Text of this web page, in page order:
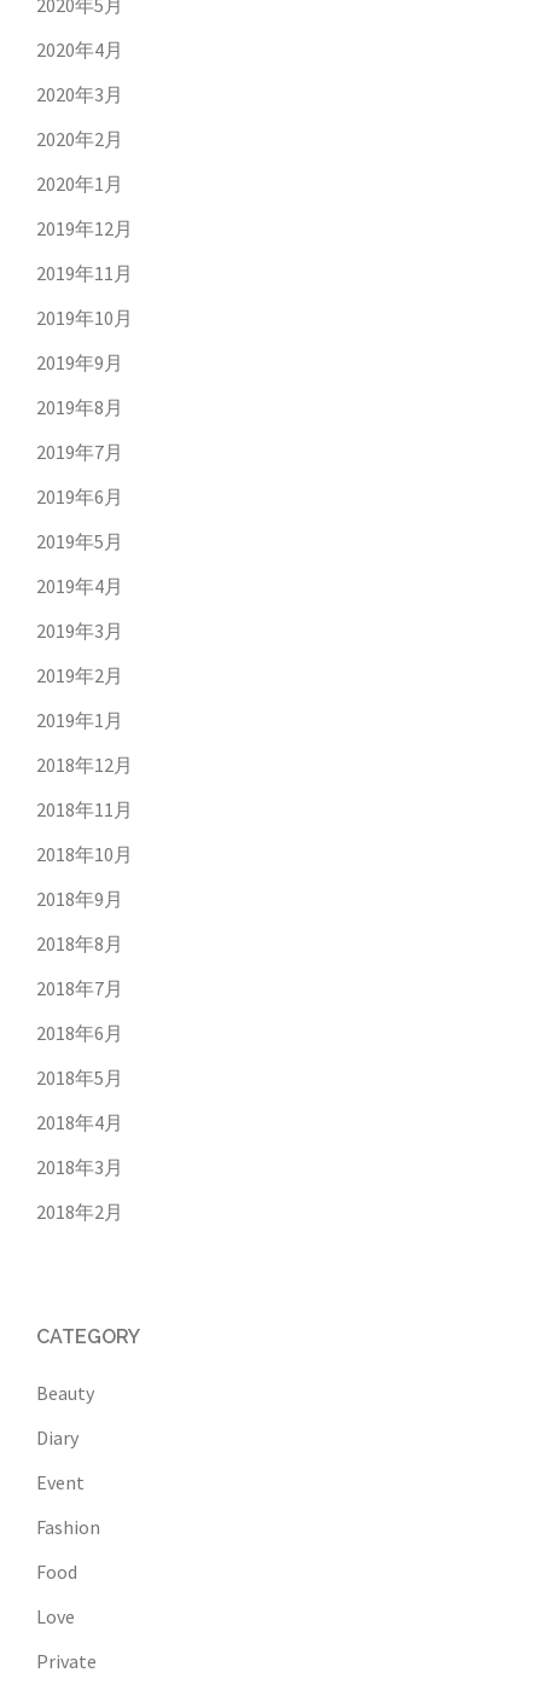
2020年5月
2020年4月
2020年3月
2020年2月
2020年1月
2019年12月
2019年11月
2019年10月
2019年9月
2019年8月
2019年7月
2019年6月
2019年5月
2019年4月
2019年3月
2019年2月
2019年1月
2018年12月
2018年11月
2018年10月
2018年9月
2018年8月
2018年7月
2018年6月
2018年5月
2018年4月
2018年3月
2018年2月
CATEGORY
Beauty
Diary
Event
Fashion
Food
Love
Private